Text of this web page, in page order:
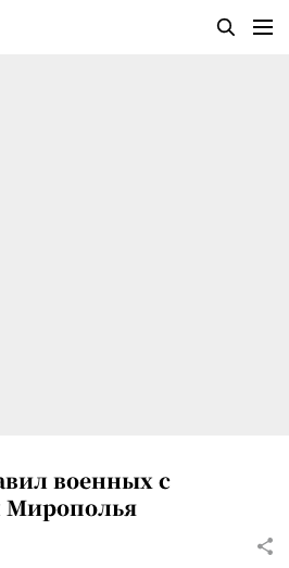
военных с
Мирополья